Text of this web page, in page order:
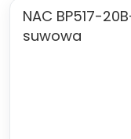
NAC BP517-
suwowa